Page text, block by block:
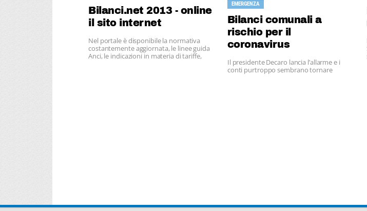
Bilanci.net 2013 - online
il sito internet
Nel portale è disponibile la normativa
costantemente aggiornata, le linee guida
Anci, le indicazioni in materia di tariffe,
EMERGENZA
Bilanci comunali a
rischio per il
coronavirus
Il presidente Decaro lancia l’allarme e i
conti purtroppo sembrano tornare